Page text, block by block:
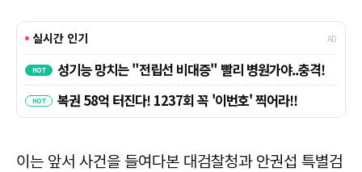
이는 앞서 사건을 들여다본 대검찰청과 안권섭 특별검